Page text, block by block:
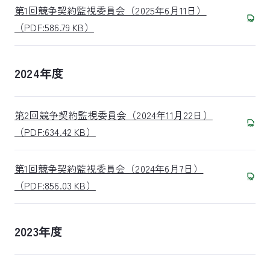
第1回競争契約監視委員会（2025年6月11日）
（PDF:586.79 KB）
2024年度
第2回競争契約監視委員会（2024年11月22日）
（PDF:634.42 KB）
第1回競争契約監視委員会（2024年6月7日）
（PDF:856.03 KB）
2023年度